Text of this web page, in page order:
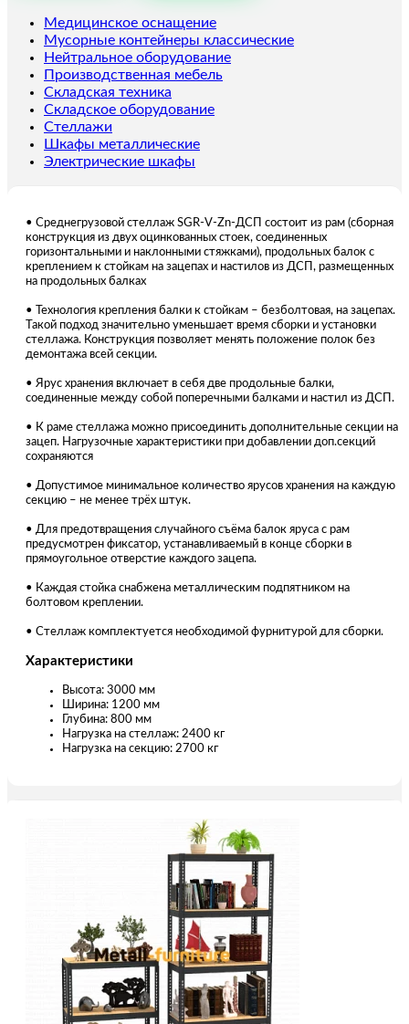
Стеллаж
1285-
3.0
Медицинское оснащение
Мусорные контейнеры классические
Нейтральное оборудование
Производственная мебель
Складская техника
Складское оборудование
Стеллажи
Шкафы металлические
Электрические шкафы
• Среднегрузовой стеллаж SGR-V-Zn-ДСП состоит из рам (сборная
конструкция из двух оцинкованных стоек, соединенных
горизонтальными и наклонными стяжками), продольных балок с
креплением к стойкам на зацепах и настилов из ДСП, размещенных
на продольных балках
• Технология крепления балки к стойкам – безболтовая, на зацепах.
Такой подход значительно уменьшает время сборки и установки
стеллажа. Конструкция позволяет менять положение полок без
демонтажа всей секции.
• Ярус хранения включает в себя две продольные балки,
соединенные между собой поперечными балками и настил из ДСП.
• К раме стеллажа можно присоединить дополнительные секции на
зацеп. Нагрузочные характеристики при добавлении доп.секций
сохраняются
• Допустимое минимальное количество ярусов хранения на каждую
секцию – не менее трёх штук.
• Для предотвращения случайного съёма балок яруса с рам
предусмотрен фиксатор, устанавливаемый в конце сборки в
прямоугольное отверстие каждого зацепа.
• Каждая стойка снабжена металлическим подпятником на
болтовом креплении.
• Стеллаж комплектуется необходимой фурнитурой для сборки.
Характеристики
Высота: 3000 мм
Ширина: 1200 мм
Глубина: 800 мм
Нагрузка на стеллаж: 2400 кг
Нагрузка на секцию: 2700 кг